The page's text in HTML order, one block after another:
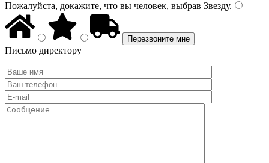
Пожалуйста, докажите, что вы человек, выбрав Звезду.
Письмо директору